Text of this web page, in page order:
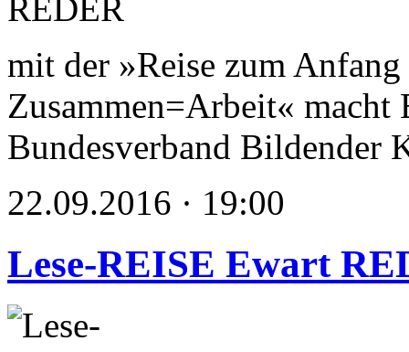
mit der »Reise zum
Zusammen=Arbeit« macht
Bundesverband Bildender
22.09.2016 · 19:00
Lese-REISE Ewart